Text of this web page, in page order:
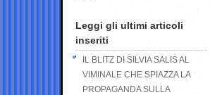
Leggi gli ultimi articoli
inseriti
IL BLITZ DI SILVIA SALIS AL
VIMINALE CHE SPIAZZA LA
PROPAGANDA SULLA